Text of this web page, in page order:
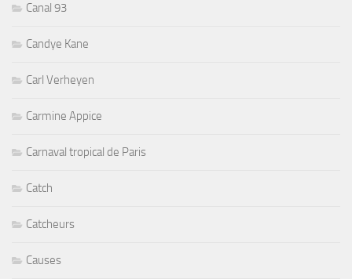
Canal 93
Candye Kane
Carl Verheyen
Carmine Appice
Carnaval tropical de Paris
Catch
Catcheurs
Causes